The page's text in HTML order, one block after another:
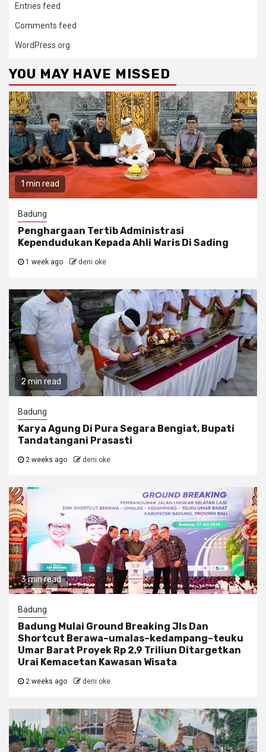
Entries feed
Comments feed
WordPress.org
YOU MAY HAVE MISSED
1 min read
Badung
Penghargaan Tertib Administrasi
Kependudukan Kepada Ahli Waris Di Sading
1 week ago deni oke
2 min read
Badung
Karya Agung Di Pura Segara Bengiat, Bupati
Tandatangani Prasasti
2 weeks ago deni oke
3 min read
Badung
Badung Mulai Ground Breaking Jls Dan
Shortcut Berawa–umalas–kedampang–teuku
Umar Barat Proyek Rp 2,9 Triliun Ditargetkan
Urai Kemacetan Kawasan Wisata
2 weeks ago deni oke